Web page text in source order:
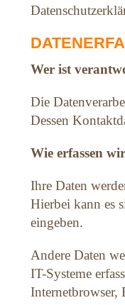
Wer ist
Die
Dessen
Wie erfassen
Ihre Daten
Hierbei kann es
eingeben.
Andere Daten
IT-Systeme
Internetbrowser,